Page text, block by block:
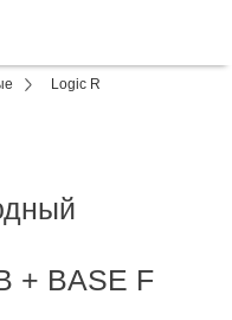
Logic R
+ BASE F